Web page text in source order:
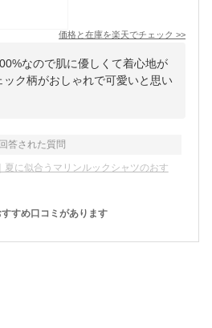
価格と在庫を楽天でチェック >>
なので肌に優しくて着心地が
ック柄がおしゃれで可愛いと思い
回答された質問
夏に似合うマリンルックシャツのおす
すめ口コミがあります